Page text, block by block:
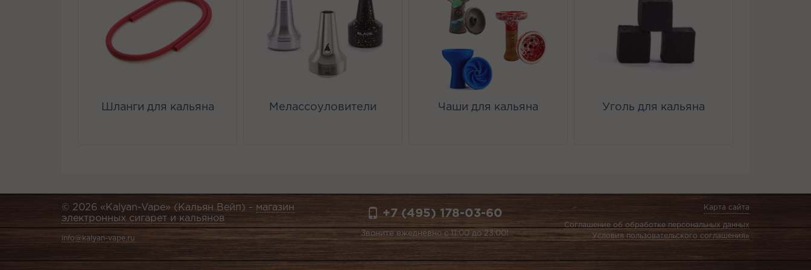
Шланги для кальяна Мелассоуловители Чаши для кальяна Уголь для кальяна
© 2026 «Kalyan-Vape» (Кальян Вейп) - магазин
электронных сигарет и кальянов
info@kalyan-vape.ru
+7 (495) 178-03-60
Звоните ежедневно с 11:00 до 23:00!
Карта сайта
Соглашение об обработке персональных данных
Условия пользовательского соглашения»